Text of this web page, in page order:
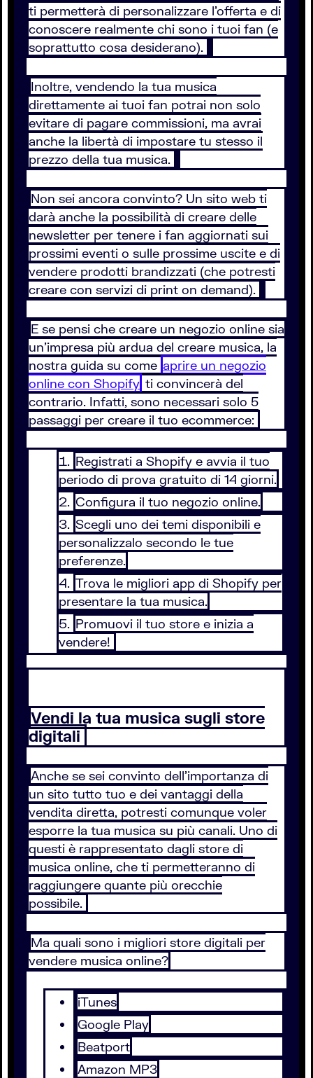
ti permetterà di personalizzare l’offerta e di
conoscere realmente chi sono i tuoi fan (e
soprattutto cosa desiderano).
Inoltre, vendendo la tua musica
direttamente ai tuoi fan potrai non solo
evitare di pagare commissioni, ma avrai
anche la libertà di impostare tu stesso il
prezzo della tua musica.
Non sei ancora convinto? Un sito web ti
darà anche la possibilità di creare delle
newsletter per tenere i fan aggiornati sui
prossimi eventi o sulle prossime uscite e di
vendere prodotti brandizzati (che potresti
creare con servizi di print on demand).
E se pensi che creare un negozio online sia
un’impresa più ardua del creare musica, la
nostra guida su come aprire un negozio
online con Shopify ti convincerà del
contrario. Infatti, sono necessari solo 5
passaggi per creare il tuo ecommerce:
Registrati a Shopify e avvia il tuo
periodo di prova gratuito di 14 giorni.
Configura il tuo negozio online.
Scegli uno dei temi disponibili e
personalizzalo secondo le tue
preferenze.
Trova le migliori app di Shopify per
presentare la tua musica.
Promuovi il tuo store e inizia a
vendere!
Vendi la tua musica sugli store
digitali
Anche se sei convinto dell’importanza di
un sito tutto tuo e dei vantaggi della
vendita diretta, potresti comunque voler
esporre la tua musica su più canali. Uno di
questi è rappresentato dagli store di
musica online, che ti permetteranno di
raggiungere quante più orecchie
possibile.
Ma quali sono i migliori store digitali per
vendere musica online?
iTunes
Google Play
Beatport
Amazon MP3